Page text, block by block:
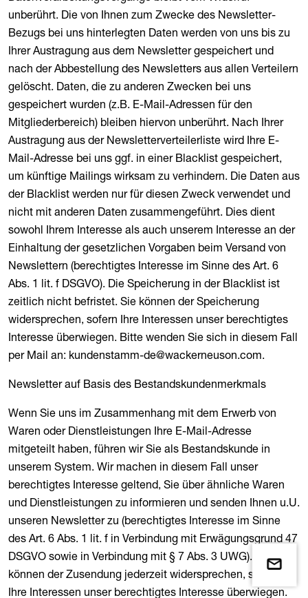
unberührt. Die von Ihnen zum Zwecke des Newsletter-
Bezugs bei uns hinterlegten Daten werden von uns bis zu
Ihrer Austragung aus dem Newsletter gespeichert und
nach der Abbestellung des Newsletters aus allen Verteilern
gelöscht. Daten, die zu anderen Zwecken bei uns
gespeichert wurden (z.B. E-Mail-Adressen für den
Mitgliederbereich) bleiben hiervon unberührt. Nach Ihrer
Austragung aus der Newsletterverteilerliste wird Ihre E-
Mail-Adresse bei uns ggf. in einer Blacklist gespeichert,
um künftige Mailings wirksam zu verhindern. Die Daten aus
der Blacklist werden nur für diesen Zweck verwendet und
nicht mit anderen Daten zusammengeführt. Dies dient
sowohl Ihrem Interesse als auch unserem Interesse an der
Einhaltung der gesetzlichen Vorgaben beim Versand von
Newslettern (berechtigtes Interesse im Sinne des Art. 6
Abs. 1 lit. f DSGVO). Die Speicherung in der Blacklist ist
zeitlich nicht befristet. Sie können der Speicherung
widersprechen, sofern Ihre Interessen unser berechtigtes
Interesse überwiegen. Bitte wenden Sie sich in diesem Fall
per Mail an: kundenstamm-de@wackerneuson.com.
Newsletter auf Basis des Bestandskundenmerkmals
Wenn Sie uns im Zusammenhang mit dem Erwerb von
Waren oder Dienstleistungen Ihre E-Mail-Adresse
mitgeteilt haben, führen wir Sie als Bestandskunde in
unserem System. Wir machen in diesem Fall unser
berechtigtes Interesse geltend, Sie über ähnliche Waren
und Dienstleistungen zu informieren und senden Ihnen u.U.
unseren Newsletter zu (berechtigtes Interesse im Sinne
des Art. 6 Abs. 1 lit. f in Verbindung mit Erwägungsgrund 47
DSGVO sowie in Verbindung mit § 7 Abs. 3 UWG). Sie
können der Zusendung jederzeit widersprechen, sofern
Ihre Interessen unser berechtigtes Interesse überwiegen.